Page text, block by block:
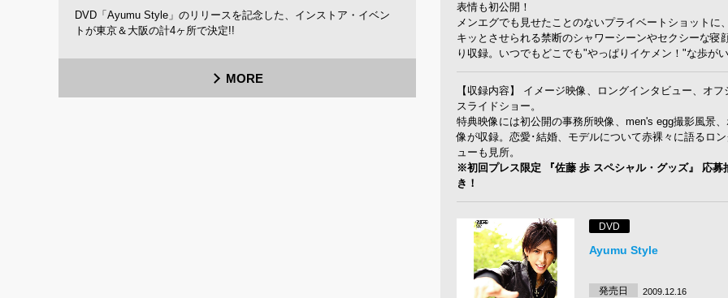
DVD「Ayumu Style」のリリースを記念した、インストア・イベン
トが東京＆大阪の計4ヶ所で決定!!
MORE
表情も初公開！
メンエグでも見せたことのないプライベートショットに
キッとさせられる禁断のシャワーシーンやセクシーな寝
り収録。いつでもどこでも"やっぱりイケメン！"な歩がい
【収録内容】 イメージ映像、ロングインタビュー、オフ
スライドショー。
特典映像には初公開の事務所映像、men's egg撮影風景
像が収録。恋愛･結婚、モデルについて赤裸々に語るロ
ューも見所。
※初回プレス限定 『佐藤 歩 スペシャル・グッズ』 応募
き！
DVD
Ayumu Style
発売日 2009.12.16